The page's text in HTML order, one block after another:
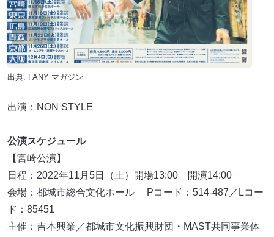
出典: FANY マガジン
出演：NON STYLE
公演スケジュール
【宮崎公演】
日程：2022年11月5日（土）開場13:00 開演14:00
会場：都城市総合文化ホール Pコード：514-487／Lコー
ド：85451
主催：吉本興業／都城市文化振興財団・MAST共同事業体